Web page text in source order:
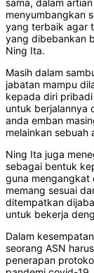
sama, dalam
menyumbangkan
yang terbaik agar
yang dibebankan
Ning Ita.
Masih dalam
jabatan mampu
kepada diri
untuk berjalannya
anda emban
melainkan sebuah
Ning Ita juga
sebagai bentuk
guna mengangkat
memang sesuai
ditempatkan
untuk bekerja
Dalam
seorang ASN
penerapan